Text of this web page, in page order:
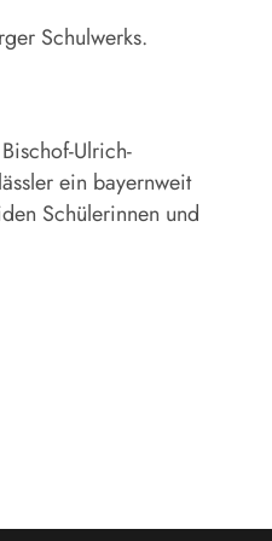
Schulwerks.
Ulrich-
ein bayernweit
Schülerinnen und